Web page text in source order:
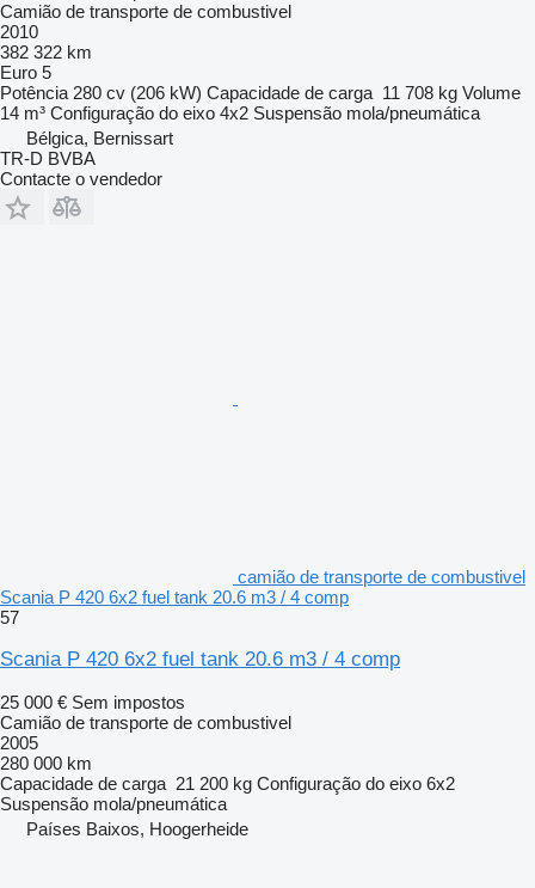
Camião de transporte de combustivel
2010
382 322 km
Euro 5
Potência 280 cv (206 kW) Capacidade de carga 11 708 kg Volume
14 m³ Configuração do eixo 4x2 Suspensão mola/pneumática
Bélgica, Bernissart
TR-D BVBA
Contacte o vendedor
camião de transporte de combustivel
Scania P 420 6x2 fuel tank 20.6 m3 / 4 comp
57
Scania P 420 6x2 fuel tank 20.6 m3 / 4 comp
25 000 € Sem impostos
Camião de transporte de combustivel
2005
280 000 km
Capacidade de carga 21 200 kg Configuração do eixo 6x2
Suspensão mola/pneumática
Países Baixos, Hoogerheide